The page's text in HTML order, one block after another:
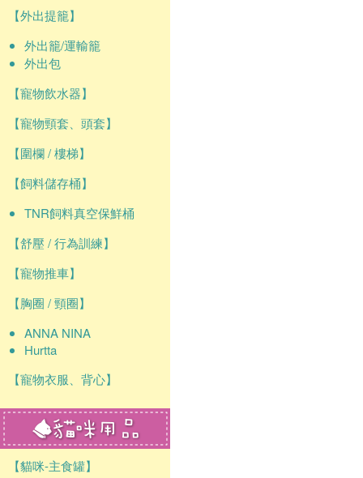
【外出提籠】
外出籠/運輸籠
外出包
【寵物飲水器】
【寵物頸套、頭套】
【圍欄 / 樓梯】
【飼料儲存桶】
TNR飼料真空保鮮桶
【舒壓 / 行為訓練】
【寵物推車】
【胸圈 / 頸圈】
ANNA NINA
Hurtta
【寵物衣服、背心】
【貓咪-主食罐】